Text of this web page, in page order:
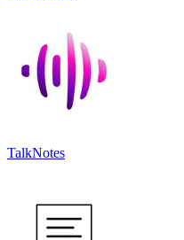
TalkNotes